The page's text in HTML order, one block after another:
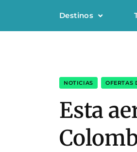
Destinos
NOTICIAS OFERTAS
Esta